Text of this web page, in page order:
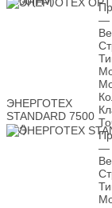
—
ЭНЕРГОТЕХ
STANDARD 7500
(LV)
—